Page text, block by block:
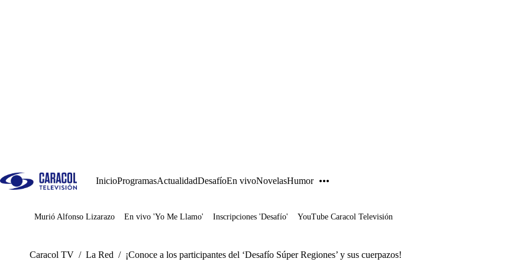
InicioProgramasActualidadDesafíoEn vivoNovelasHumor
Juegos
Murió Alfonso Lizarazo En vivo 'Yo Me Llamo' Inscripciones 'Desafío' YouTube Caracol Televisión
Caracol TV / La Red / ¡Conoce a los participantes del ‘Desafío Súper Regiones’ y sus cuerpazos!